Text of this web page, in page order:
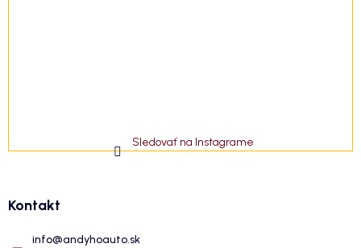
Sledovať na Instagrame
Kontakt
info@andyhoauto.sk